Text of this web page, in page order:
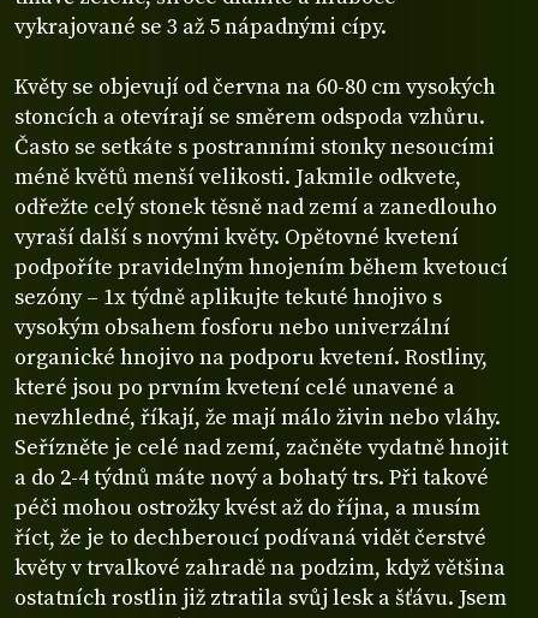
vykrajované se 3 až 5 nápadnými cípy.
Květy se objevují od června na 60-80 cm vysokých
stoncích a otevírají se směrem odspoda vzhůru.
Často se setkáte s postranními stonky nesoucími
méně květů menší velikosti. Jakmile odkvete,
odřežte celý stonek těsně nad zemí a zanedlouho
vyraší další s novými květy. Opětovné kvetení
podpoříte pravidelným hnojením během kvetoucí
sezóny – 1x týdně aplikujte tekuté hnojivo s
vysokým obsahem fosforu nebo univerzální
organické hnojivo na podporu kvetení. Rostliny,
které jsou po prvním kvetení celé unavené a
nevzhledné, říkají, že mají málo živin nebo vláhy.
Seřízněte je celé nad zemí, začněte vydatně hnojit
a do 2-4 týdnů máte nový a bohatý trs. Při takové
péči mohou ostrožky kvést až do října, a musím
říct, že je to dechberoucí podívaná vidět čerstvé
květy v trvalkové zahradě na podzim, když většina
ostatních rostlin již ztratila svůj lesk a šťávu. Jsem